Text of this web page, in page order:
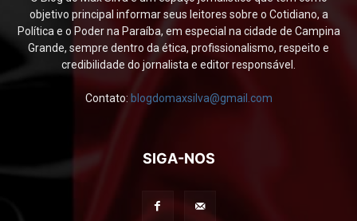
objetivo principal informar seus leitores sobre o Cotidiano, a
Política e o Poder na Paraíba, em especial na cidade de Campina
Grande, sempre dentro da ética, profissionalismo, respeito e
credibilidade do jornalista e editor responsável.
Contato: blogdomaxsilva@gmail.com
SIGA-NOS